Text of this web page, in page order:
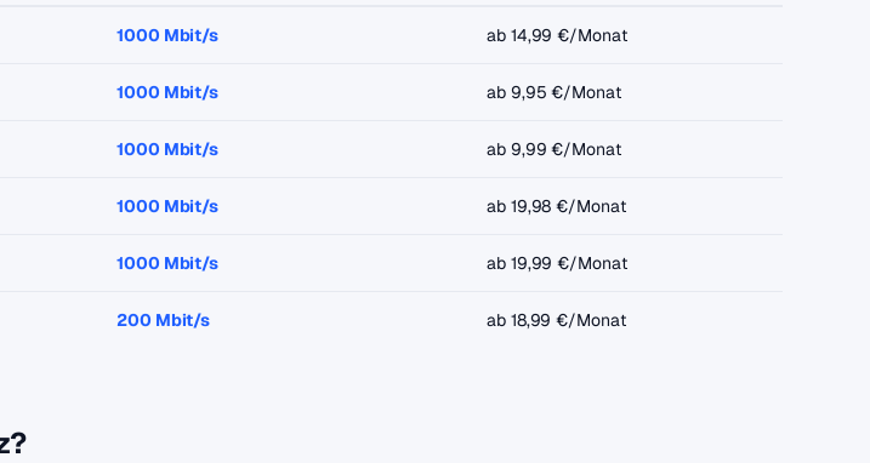
1000 Mbit/s ab 14,99 €/Monat
1000 Mbit/s ab 9,95 €/Monat
1000 Mbit/s ab 9,99 €/Monat
1000 Mbit/s ab 19,98 €/Monat
1000 Mbit/s ab 19,99 €/Monat
200 Mbit/s ab 18,99 €/Monat